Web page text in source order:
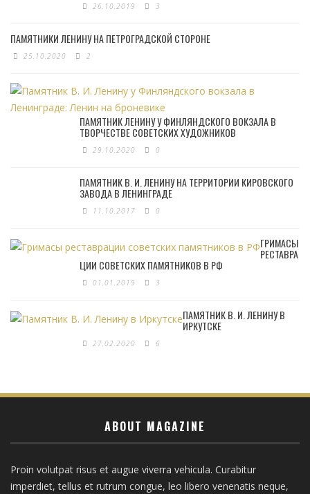
26.10.2019 3
ПАМЯТНИКИ ЛЕНИНУ НА ПЕТРОГРАДСКОЙ СТОРОНЕ
25.10.2020 2
ПАМЯТНИК ЛЕНИНУ У ФИНЛЯНДСКОГО ВОКЗАЛА В
ТВОРЧЕСТВЕ СОВЕТСКИХ ХУДОЖНИКОВ
29.10.2020 0
ПАМЯТНИК В. И. ЛЕНИНУ НА ТЕРРИТОРИИ КИРОВСКОГО
ЗАВОДА В ЛЕНИНГРАДЕ
11.10.2017 0
ГРИМАСЫ
РЕСТАВРА
ЦИИ СОВЕТСКИХ ПАМЯТНИКОВ В РФ
01.01.2019 3
ПАМЯТНИК В. И. ЛЕНИНУ В
ИРКУТСКЕ
27.02.2020 6
ABOUT MAGAZINE
Proin volutpat risus et augue viverra vehicula. Curabitur
imperdiet, tellus et rutrum congue, leo libero venenatis neque,